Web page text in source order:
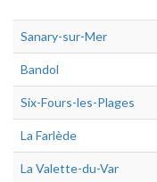
Sanary-sur-Mer
Bandol
Six-Fours-les-Plages
La Farlède
La Valette-du-Var